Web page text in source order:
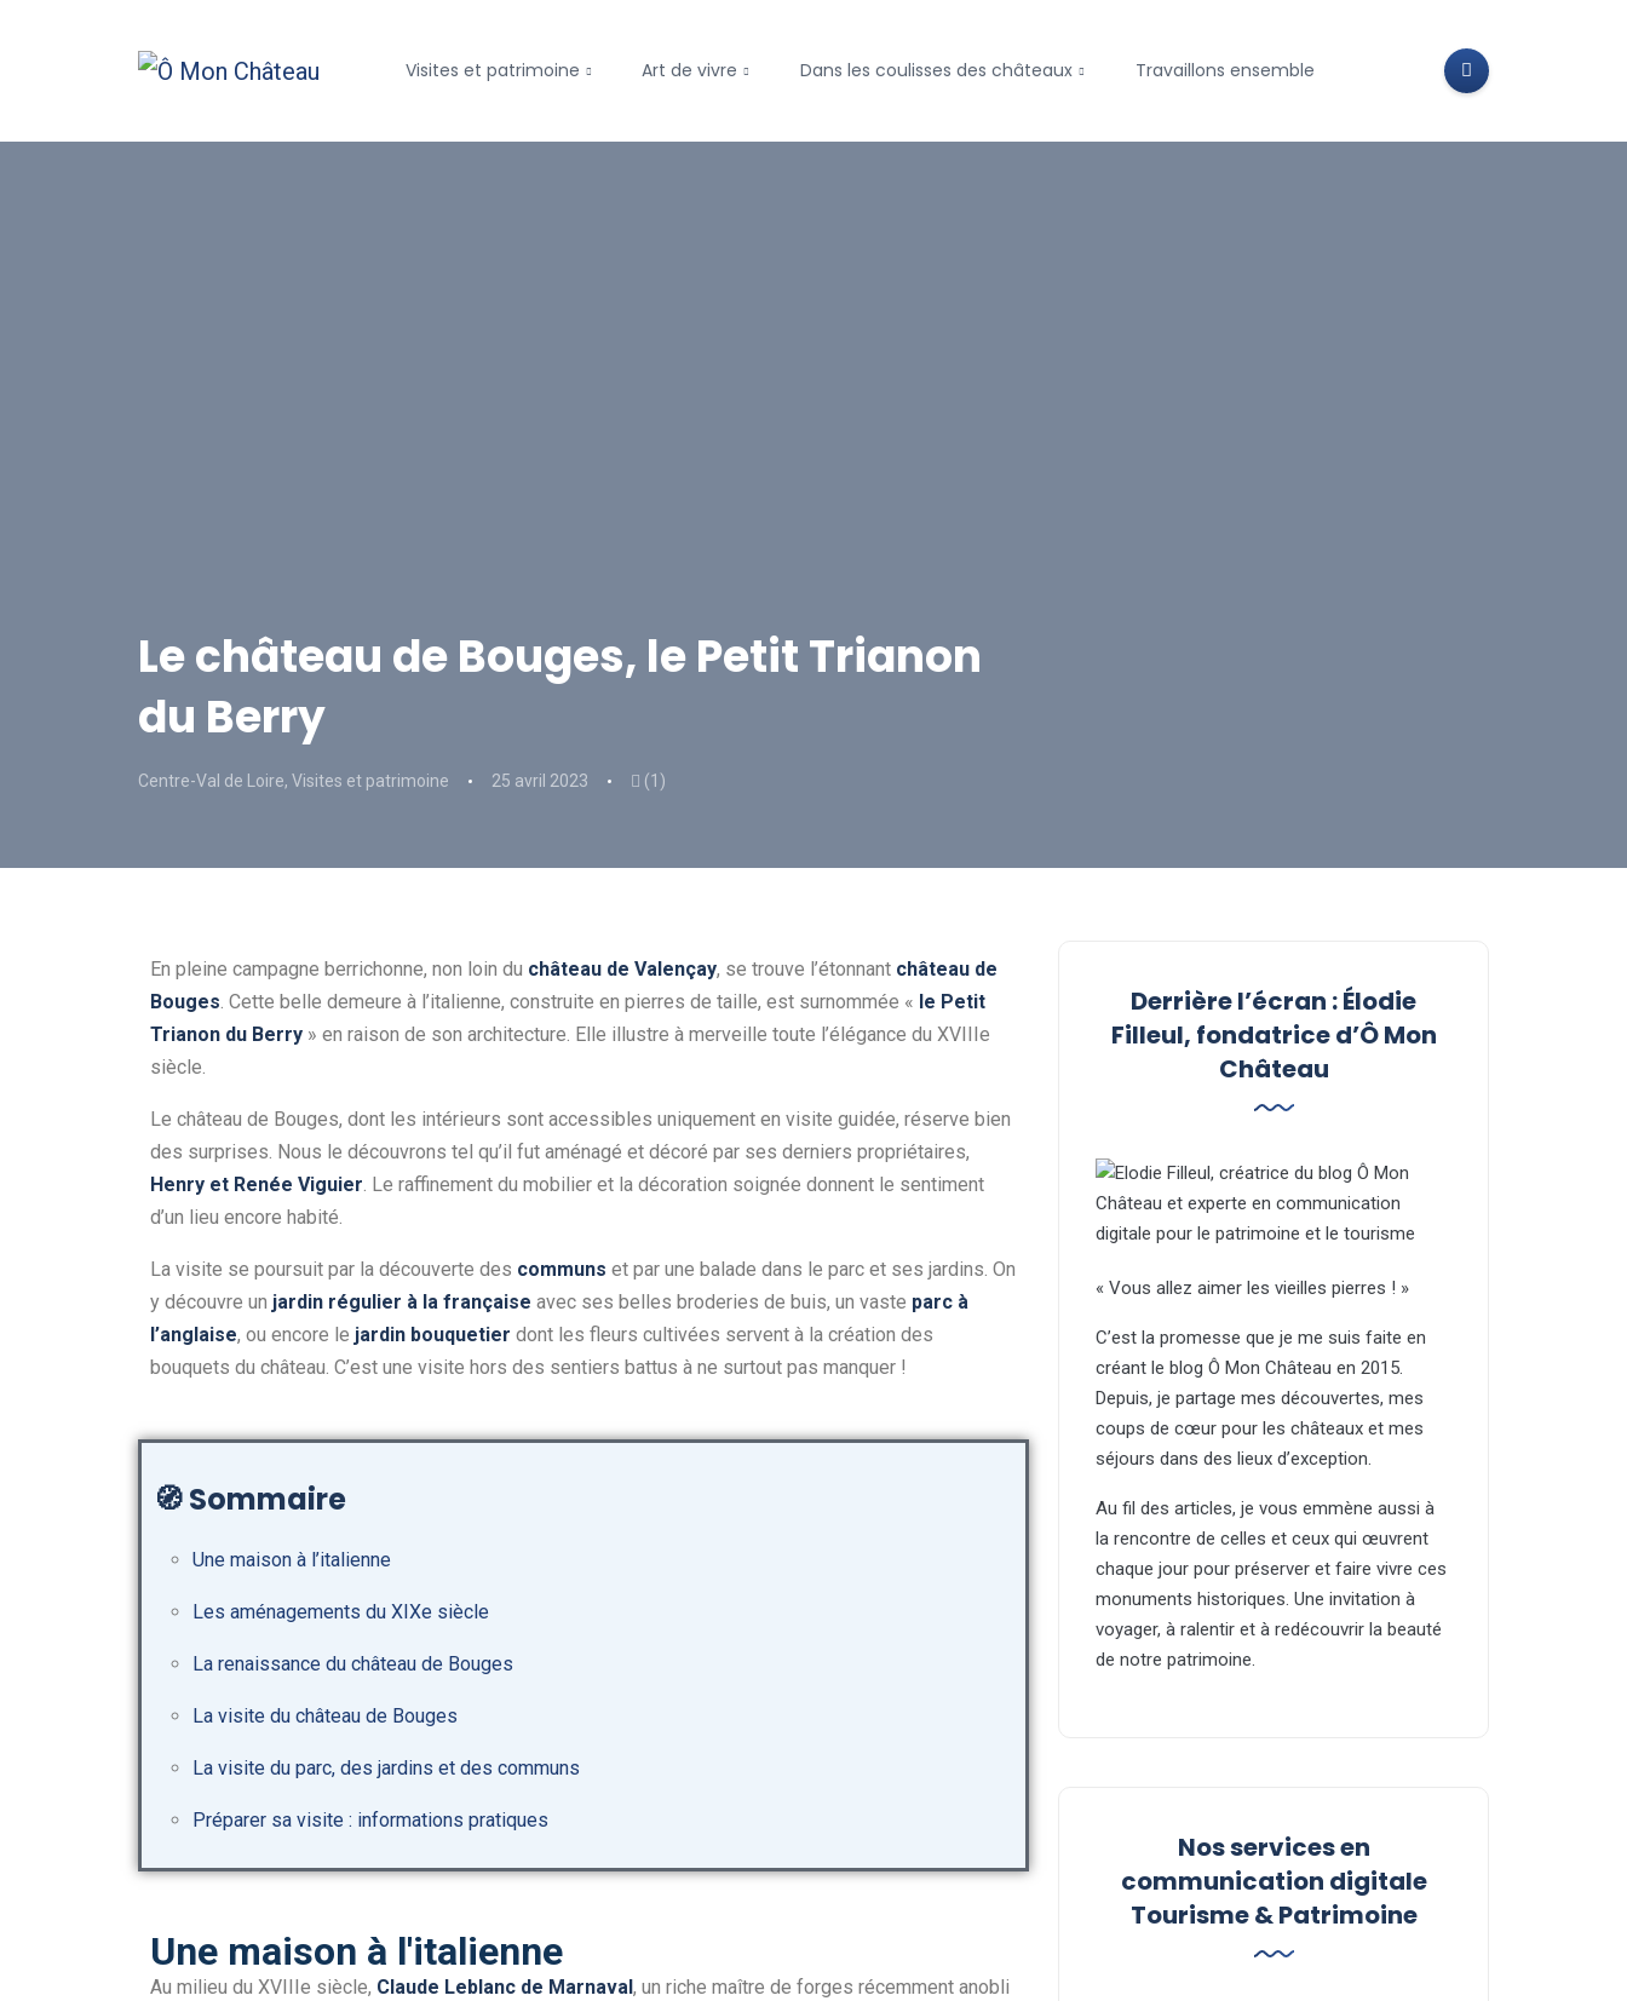
Visites et patrimoine Art de vivre Dans les coulisses des châteaux Travaillons ensemble
Le château de Bouges, le Petit Trianon
du Berry
Centre-Val de Loire, Visites et patrimoine 25 avril 2023 (1)
En pleine campagne berrichonne, non loin du château de Valençay, se trouve l’étonnant château de
Bouges. Cette belle demeure à l’italienne, construite en pierres de taille, est surnommée « le Petit
Trianon du Berry » en raison de son architecture. Elle illustre à merveille toute l’élégance du XVIIIe
siècle.
Le château de Bouges, dont les intérieurs sont accessibles uniquement en visite guidée, réserve bien
des surprises. Nous le découvrons tel qu’il fut aménagé et décoré par ses derniers propriétaires,
Henry et Renée Viguier. Le raffinement du mobilier et la décoration soignée donnent le sentiment
d’un lieu encore habité.
La visite se poursuit par la découverte des communs et par une balade dans le parc et ses jardins. On
y découvre un jardin régulier à la française avec ses belles broderies de buis, un vaste parc à
l’anglaise, ou encore le jardin bouquetier dont les fleurs cultivées servent à la création des
bouquets du château. C’est une visite hors des sentiers battus à ne surtout pas manquer !
🧭Sommaire
Une maison à l’italienne
Les aménagements du XIXe siècle
La renaissance du château de Bouges
La visite du château de Bouges
La visite du parc, des jardins et des communs
Préparer sa visite : informations pratiques
Une maison à l'italienne
Au milieu du XVIIIe siècle, Claude Leblanc de Marnaval, un riche maître de forges récemment anobli
Derrière l’écran : Élodie
Filleul, fondatrice d’Ô Mon
Château
« Vous allez aimer les vieilles pierres ! »
C’est la promesse que je me suis faite en
créant le blog Ô Mon Château en 2015.
Depuis, je partage mes découvertes, mes
coups de cœur pour les châteaux et mes
séjours dans des lieux d’exception.
Au fil des articles, je vous emmène aussi à
la rencontre de celles et ceux qui œuvrent
chaque jour pour préserver et faire vivre ces
monuments historiques. Une invitation à
voyager, à ralentir et à redécouvrir la beauté
de notre patrimoine.
Nos services en
communication digitale
Tourisme & Patrimoine